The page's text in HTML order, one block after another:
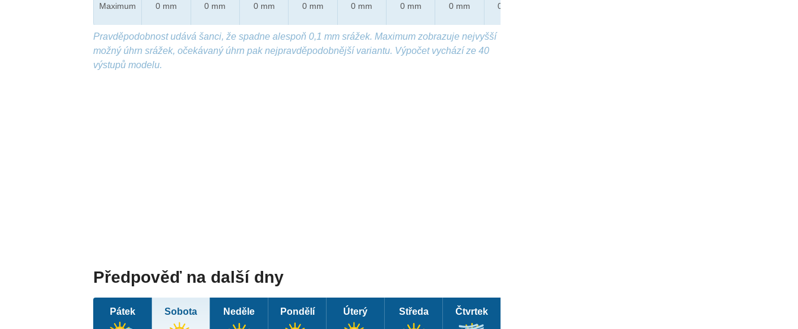
Maximum 0 mm 0 mm 0 mm 0 mm 0 mm 0 mm 0 mm 0 mm
Pravděpodobnost udává šanci, že spadne alespoň 0,1 mm srážek. Maximum zobrazuje nejvyšší
možný úhrn srážek, očekávaný úhrn pak nejpravděpodobnější variantu. Výpočet vychází ze 40
výstupů modelu.
Předpověď na další dny
Pátek Sobota Neděle Pondělí Úterý Středa Čtvrtek